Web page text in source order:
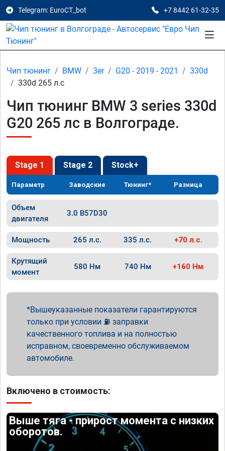
Telegram: EuroCT_bot +7 8442 61-32-35
Чип тюнинг BMW 3er G20 - 2019 - 2021
330d
330d 265 л.с
Чип тюнинг BMW 3 series 330d
G20 265 лс в Волгограде.
Stage 1 Stage 2 Stock+
Параметр Заводские Тюнинг* Разница
Объем
двигателя
3.0 B57D30
Мощность 265 л.с. 335 л.с. +70 л.с.
Крутящий
момент
580 Нм 740 Нм +160 Нм
Вышеуказанные показатели гарантируются
только при условии ⛽ заправки
качественного топлива и на полностью
исправном, своевременно обслуживаемом
автомобиле.
Включено в стоимость:
Выше тяга - прирост момента с низких
оборотов.